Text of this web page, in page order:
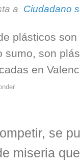
a Ciudadano
plásticos son
sumo, son
en
se
miseria